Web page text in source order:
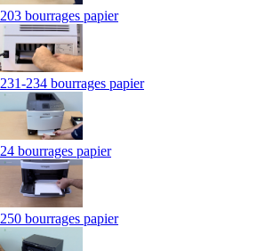
203 bourrages papier
231-234 bourrages papier
24 bourrages papier
250 bourrages papier